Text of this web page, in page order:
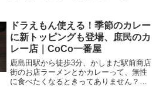
ますね。湿気をモワ～んと感じる、なん
とも心地よくない空気感...
ドラえもん使える！季節のカレー
に新トッピングも登場、庶民のカ
レー店｜CoCo一番屋
鹿島田駅から徒歩3分、かしまだ駅前商店
街のお店ラーメンとかカレーって、無性
に食べたくなるときってありません？？